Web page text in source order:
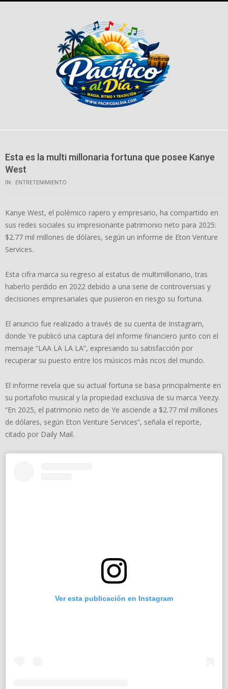
Esta es la multi millonaria fortuna que posee Kanye
West
IN: ENTRETENIMIENTO
Kanye West, el polémico rapero y empresario, ha compartido en
sus redes sociales su impresionante patrimonio neto para 2025:
$2.77 mil millones de dólares, según un informe de Eton Venture
Services.
Esta cifra marca su regreso al estatus de multimillonario, tras
haberlo perdido en 2022 debido a una serie de controversias y
decisiones empresariales que pusieron en riesgo su fortuna.
El anuncio fue realizado a través de su cuenta de Instagram,
donde Ye publicó una captura del informe financiero junto con el
mensaje “LAA LA LA LA”, expresando su satisfacción por
recuperar su puesto entre los músicos más ricos del mundo.
El informe revela que su actual fortuna se basa principalmente en
su portafolio musical y la propiedad exclusiva de su marca Yeezy.
“En 2025, el patrimonio neto de Ye asciende a $2.77 mil millones
de dólares, según Eton Venture Services”, señala el reporte,
citado por Daily Mail.
Ver esta publicación en Instagram